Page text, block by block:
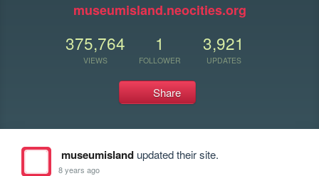
museumisland.neocities.org
375,764
VIEWS
1
FOLLOWER
3,921
UPDATES
Share
museumislandupdated their site.
8 years ago